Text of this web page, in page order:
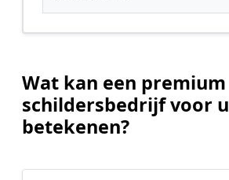
Wat kan een premium
schildersbedrijf voor u
betekenen?